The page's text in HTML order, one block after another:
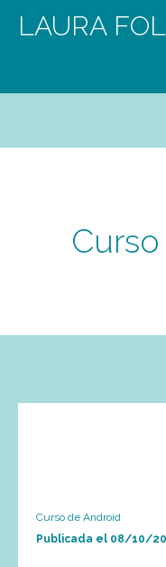
LAURA
Curso de Android
Publicada el 08/10/